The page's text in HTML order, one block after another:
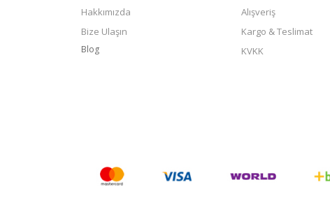
Hakkımızda
Bize Ulaşın
Blog
Alışveriş
Kargo & Teslimat
KVKK